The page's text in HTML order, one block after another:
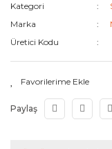
Kategori
Marka
Üretici Kodu
Paylaş